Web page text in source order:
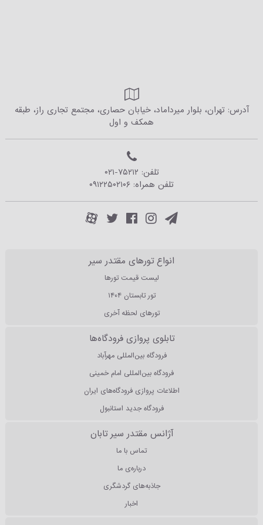
آدرس: تهران، بلوار میرداماد، خیابان حصاری، مجتمع تجاری راز، طبقه
همکف و اول
تلفن: ۰۲۱-۷۵۲۱۲
تلفن همراه: ۰۹۱۲۲۵۰۲۱۰۶
انواع تورهای مقتدر سیر
لیست قیمت تورها
تور تابستان ۱۴۰۴
تورهای لحظه آخری
تابلوی پروازی فرودگاه‌ها
فرودگاه بین‌المللی مهرآباد
فرودگاه بین‌المللی امام خمینی
اطلاعات پروازی فرودگاه‌های ایران
فرودگاه جدید استانبول
آژانس مقتدر سیر تابان
تماس با ما
درباره‌ی ما
جاذبه‌های گردشگری
اخبار